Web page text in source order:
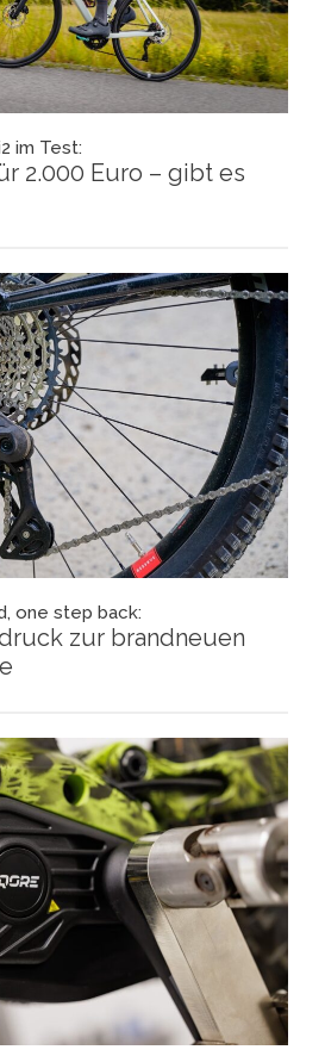
im Test:
2.000 Euro – gibt es
one step back:
zur brandneuen